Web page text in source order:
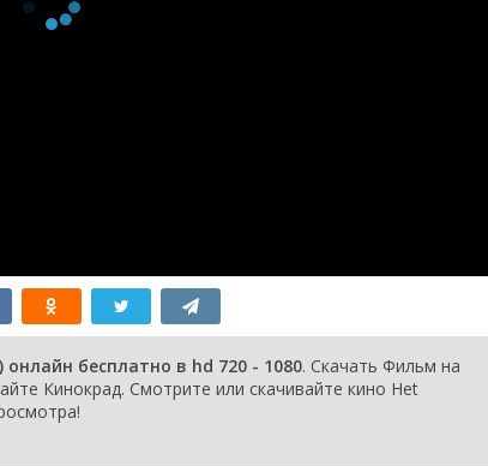
бесплатно в hd 720 - 1080. Скачать Фильм на
Кинокрад. Смотрите или скачивайте кино Het